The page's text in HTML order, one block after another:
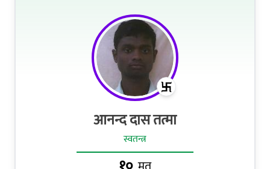
आनन्द दास तत्मा
स्वतन्त्र